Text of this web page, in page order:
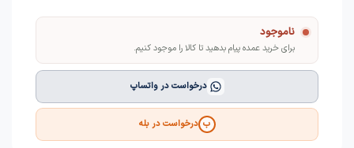
ناموجود
برای خرید عمده پیام بدهید تا کالا را موجود کنیم.
درخواست در واتساپ
ب درخواست در بله